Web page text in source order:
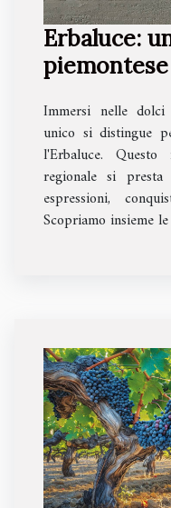
Erbaluce:
Immersi nelle
unico si distingue
l'Erbaluce.
regionale si
espressioni,
Scopriamo insieme